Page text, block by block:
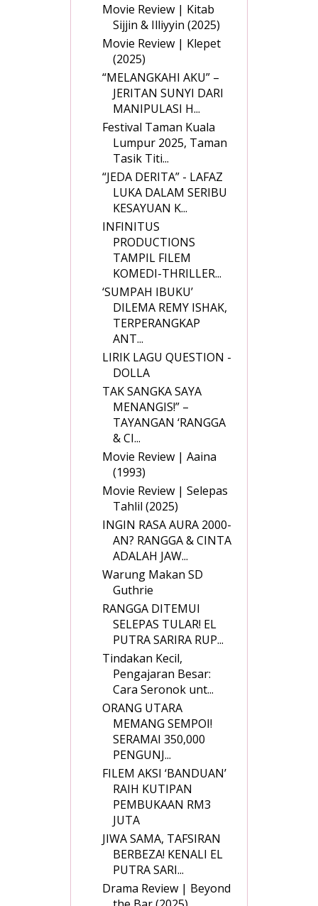
Movie Review | Kitab
Sijjin & Illiyyin (2025)
Movie Review | Klepet
(2025)
“MELANGKAHI AKU” –
JERITAN SUNYI DARI
MANIPULASI H...
Festival Taman Kuala
Lumpur 2025, Taman
Tasik Titi...
“JEDA DERITA” - LAFAZ
LUKA DALAM SERIBU
KESAYUAN K...
INFINITUS
PRODUCTIONS
TAMPIL FILEM
KOMEDI-THRILLER...
‘SUMPAH IBUKU’
DILEMA REMY ISHAK,
TERPERANGKAP
ANT...
LIRIK LAGU QUESTION -
DOLLA
TAK SANGKA SAYA
MENANGIS!” –
TAYANGAN ‘RANGGA
& CI...
Movie Review | Aaina
(1993)
Movie Review | Selepas
Tahlil (2025)
INGIN RASA AURA 2000-
AN? RANGGA & CINTA
ADALAH JAW...
Warung Makan SD
Guthrie
RANGGA DITEMUI
SELEPAS TULAR! EL
PUTRA SARIRA RUP...
Tindakan Kecil,
Pengajaran Besar:
Cara Seronok unt...
ORANG UTARA
MEMANG SEMPOI!
SERAMAI 350,000
PENGUNJ...
FILEM AKSI ‘BANDUAN’
RAIH KUTIPAN
PEMBUKAAN RM3
JUTA
JIWA SAMA, TAFSIRAN
BERBEZA! KENALI EL
PUTRA SARI...
Drama Review | Beyond